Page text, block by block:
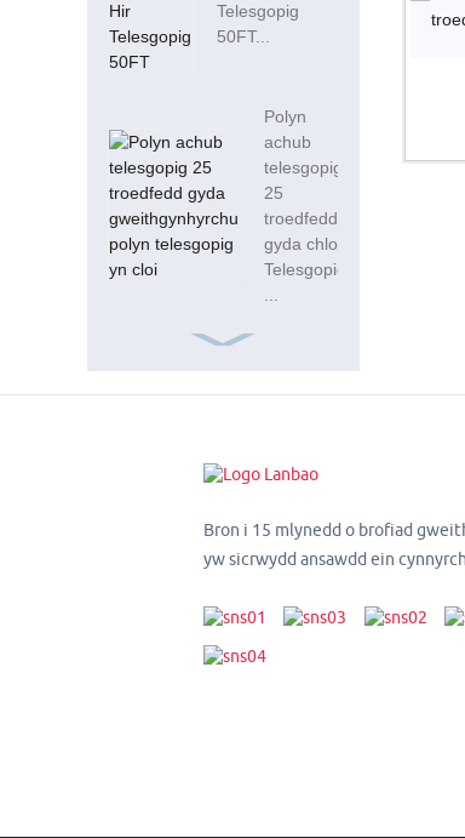
Telesgopig
50FT...
Polyn
achub
telesgopig
25
troedfedd
gyda chlo
Telesgopig
troedfedd 20mm
cyfansawdd
telesgopig
Polyn Telesgopig Gwydr Ffibr Dyletswydd
Bron i 15 mlynedd o brofiad
yw sicrwydd ansawdd ein